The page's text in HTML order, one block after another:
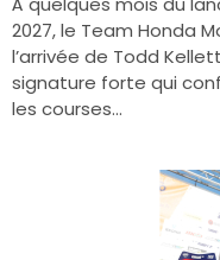
2027, le Team Honda
l’arrivée de Todd
signature forte qui
les courses...